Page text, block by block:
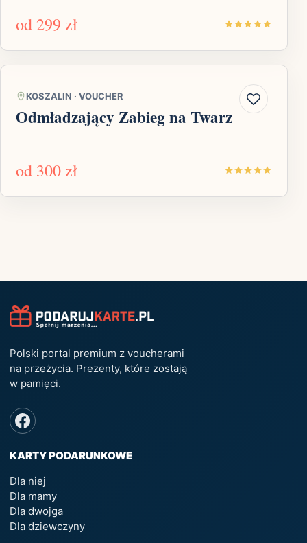
od 299 zł
KOSZALIN · VOUCHER
Odmładzający Zabieg na Twarz
od 300 zł
Polski portal premium z voucherami
na przeżycia. Prezenty, które zostają
w pamięci.
KARTY PODARUNKOWE
Dla niej
Dla mamy
Dla dwojga
Dla dziewczyny